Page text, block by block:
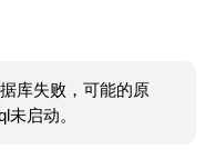
库失败，可能的原
启动。